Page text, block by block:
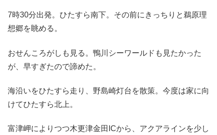
7時30分出発。ひたすら南下。その前にきっちりと鵜原理
想郷を眺める。
おせんころがしも見る。鴨川シーワールドも見たかった
が、早すぎたので諦めた。
海沿いをひたすら走り、野島崎灯台を散策。今度は家に向
けてひたすら北上。
富津岬によりつつ木更津金田ICから、アクアラインを少し